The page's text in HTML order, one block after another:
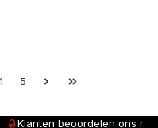
Page
5
ons met4,8/5